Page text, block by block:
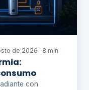
de 2026 · 8 min
con